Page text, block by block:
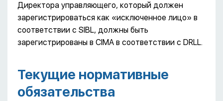
Директора управляющего, который должен
зарегистрироваться как «исключенное лицо» в
соответствии с SIBL, должны быть
зарегистрированы в CIMA в соответствии с DRLL.
Текущие нормативные
обязательства